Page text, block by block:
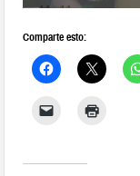
11
12
14
18
Comparte esto: